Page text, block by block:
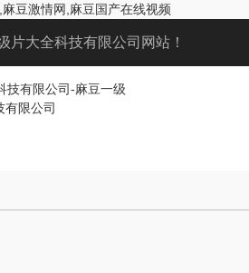
豆激情网,麻豆国产在线视频
大全科技有限公司网站！